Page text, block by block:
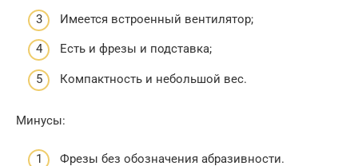
Имеется встроенный вентилятор;
Есть и фрезы и подставка;
Компактность и небольшой вес.
Минусы:
Фрезы без обозначения абразивности.